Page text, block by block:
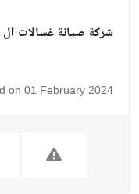
شركة صيانة غسالات ال جي
on 01 February 2024